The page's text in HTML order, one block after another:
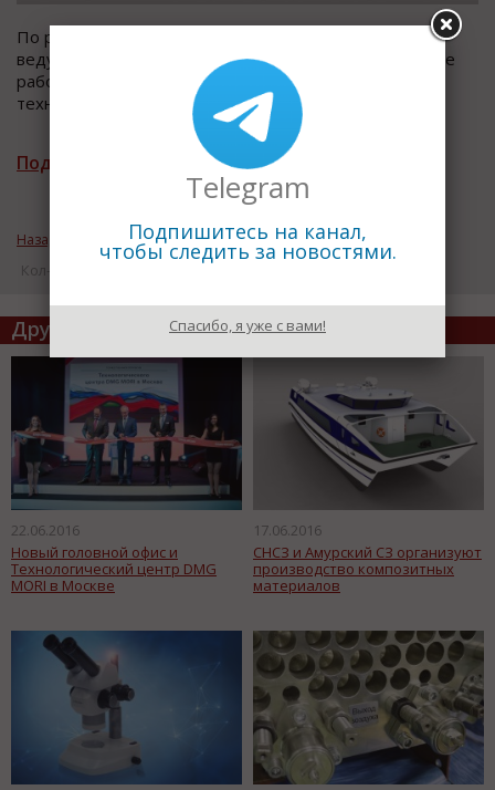
По разработке самолета шестого поколения уже
ведутся соответствующие научно-исследовательские
работы, в том числе конструктора уже приступили к
техническому проектированию, добавил он.
Подписаться на рассылку новостей
Назад к рубрике «Технологии и оборудование»
Кол-во просмотров: 20724
Другие статьи по теме
22.06.2016
Новый головной офис и
Технологический центр DMG
MORI в Москве
17.06.2016
СНСЗ и Амурский СЗ организуют
производство композитных
материалов
Telegram
Подпишитесь на канал,
чтобы следить за новостями.
Спасибо, я уже с вами!